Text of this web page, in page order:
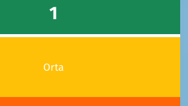
1
Orta